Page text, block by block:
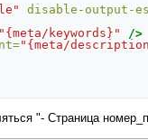
disable-output-
"{meta/keywords}"
/>
"{meta/
"- Страница